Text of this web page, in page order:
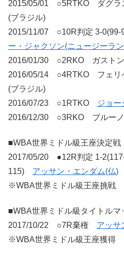
2015/05/01 ○5RTKO ダグラ
(ブラジル)
2015/11/07 ○10R判定 3-
ー・ジャクソン(ニュージーラ
2016/01/30 ○2RKO ガストン
2016/05/14 ○4RTKO フェリ
(ブラジル)
2016/07/23 ○1RTKO
ジョー
2016/12/30 ○3RKO ブルーノ
■WBA世界ミドル級王座決定戦
2017/05/20 ●12R判定 1-
115) アッサン・エンダム(仏)
※WBA世界ミドル級王座挑戦
■WBA世界ミドル級タイトルマ
2017/10/22 ○7R棄権 アッサ
※WBA世界ミドル級王座獲得